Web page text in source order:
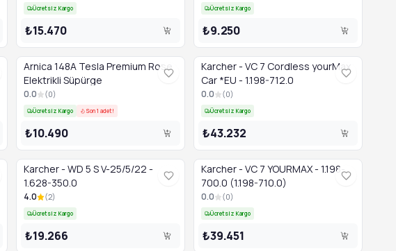
Ücretsiz Kargo
₺15.470
Ücretsiz Kargo
₺9.250
Arnica 148A Tesla Premium Rose
Elektrikli Süpürge
0.0 (0)
Ücretsiz Kargo Son 1 adet!
₺10.490
Karcher - VC 7 Cordless yourMax
Car *EU - 1.198-712.0
0.0 (0)
Ücretsiz Kargo
₺43.232
Karcher - WD 5 S V-25/5/22 -
1.628-350.0
4.0 (2)
Ücretsiz Kargo
₺19.266
Karcher - VC 7 YOURMAX - 1.198-
700.0 (1.198-710.0)
0.0 (0)
Ücretsiz Kargo
₺39.451